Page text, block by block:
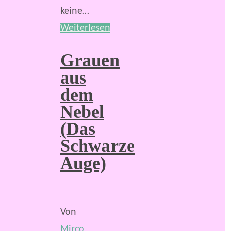
keine…
Weiterlesen
Grauen
aus
dem
Nebel
(Das
Schwarze
Auge)
Von